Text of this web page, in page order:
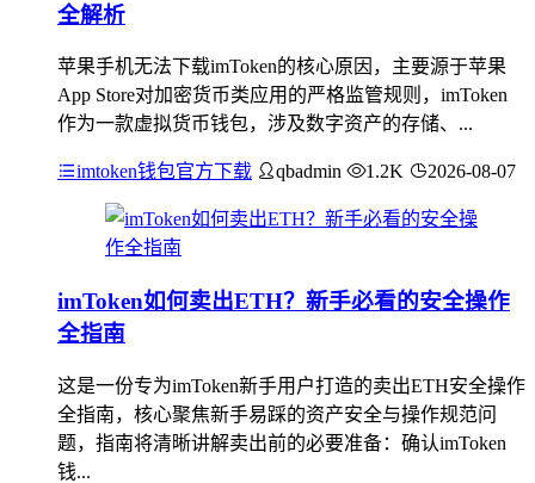
全解析
苹果手机无法下载imToken的核心原因，主要源于苹果
App Store对加密货币类应用的严格监管规则，imToken
作为一款虚拟货币钱包，涉及数字资产的存储、...
imtoken钱包官方下载 qbadmin 1.2K 2026-08-07
imToken如何卖出ETH？新手必看的安全操作
全指南
这是一份专为imToken新手用户打造的卖出ETH安全操作
全指南，核心聚焦新手易踩的资产安全与操作规范问
题，指南将清晰讲解卖出前的必要准备：确认imToken
钱...